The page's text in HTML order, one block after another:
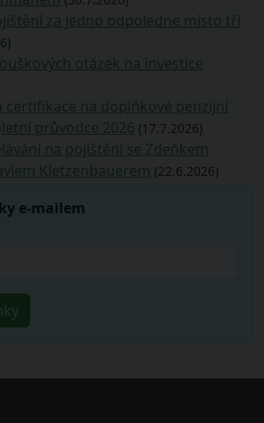
za jedno odpoledne místo tří
otázek na investice
certifikace na doplňkové penzijní
průvodce 2026 (17.7.2026)
na pojištění se Zdeňkem
Kletzenbauerem (22.6.2026)
e-mailem